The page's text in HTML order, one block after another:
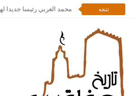
تتجه محمد الغربي رئيسا جديدا لهيكل